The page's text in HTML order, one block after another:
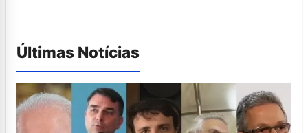
Últimas Notícias